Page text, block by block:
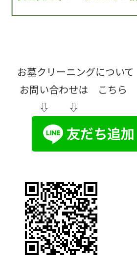
お墓クリーニングについて
お問い合わせは こちら
⇩ ⇩